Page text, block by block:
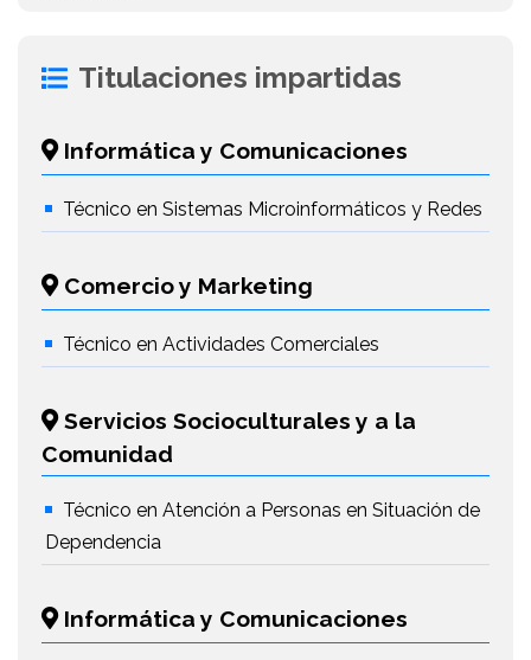
Titulaciones impartidas
Informática y Comunicaciones
Técnico en Sistemas Microinformáticos y Redes
Comercio y Marketing
Técnico en Actividades Comerciales
Servicios Socioculturales y a la
Comunidad
Técnico en Atención a Personas en Situación de
Dependencia
Informática y Comunicaciones